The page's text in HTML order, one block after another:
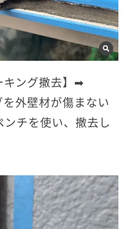
キング撤去】➡
外壁材が傷まない
チを使い、撤去し